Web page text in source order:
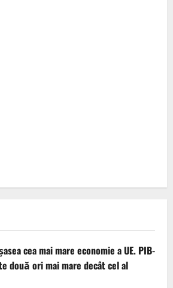
cea mai mare economie a UE. PIB-
două ori mai mare decât cel al